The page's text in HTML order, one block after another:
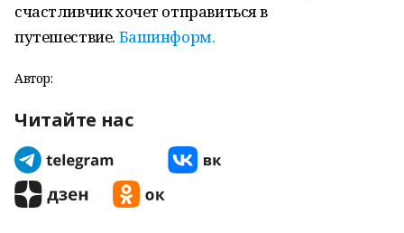
счастливчик хочет отправиться в
путешествие. Башинформ.
Автор:
Читайте нас